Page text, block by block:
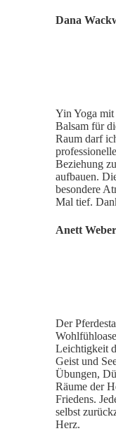
Dana
Yin Yoga
Balsam für
Raum darf
Beziehung
aufbauen.
besondere
Mal tief.
Anett Weber
Der
Leichtigkeit
Geist und
Übungen,
Räume der
Friedens.
selbst
Herz.